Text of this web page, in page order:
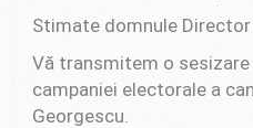
Stimate domnule
Vă transmitem o
campaniei electorale a
Georgescu.